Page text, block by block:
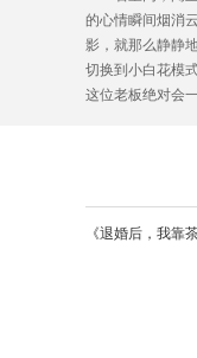
的心情瞬间烟消
影，就那么静静
切换到小白花模
这位老板绝对会
《退婚后，我靠